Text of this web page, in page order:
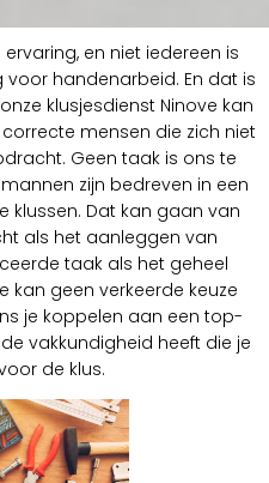
en niet iedereen is
handenarbeid. En dat is
klusjesdienst Ninove kan
mensen die zich niet
Geen taak is ons te
zijn bedreven in een
klussen. Dat kan gaan van
als het aanleggen van
taak als het geheel
kan geen verkeerde keuze
je koppelen aan een top-
vakkundigheid heeft die je
de klus.